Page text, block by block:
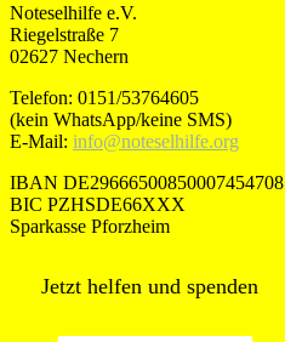
Noteselhilfe e.V.
Riegelstraße 7
02627 Nechern
Telefon: 0151/53764605
(kein WhatsApp/keine SMS)
E-Mail: info@noteselhilfe.org
IBAN DE29666500850007454708
BIC PZHSDE66XXX
Sparkasse Pforzheim
Jetzt helfen und spenden